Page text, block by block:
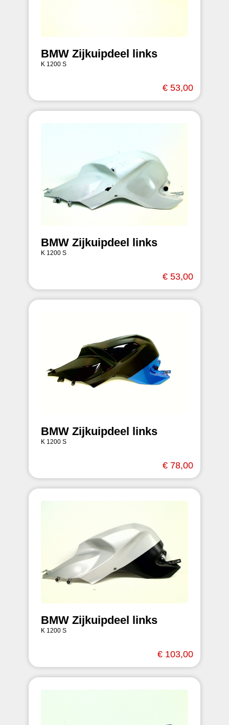
BMW Zijkuipdeel links
K 1200 S
€ 53,00
BMW Zijkuipdeel links
K 1200 S
€ 53,00
BMW Zijkuipdeel links
K 1200 S
€ 78,00
BMW Zijkuipdeel links
K 1200 S
€ 103,00